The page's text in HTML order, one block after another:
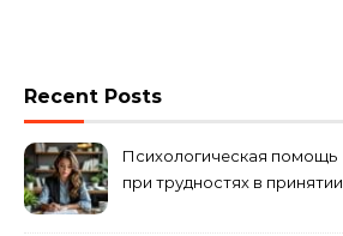
Recent Posts
Психологическая помощь
при трудностях в принятии